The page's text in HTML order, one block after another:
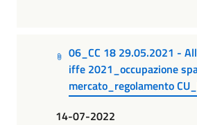
06_CC 18 29.05.2021 -
iffe 2021_occupazione
mercato_regolamento
14-07-2022